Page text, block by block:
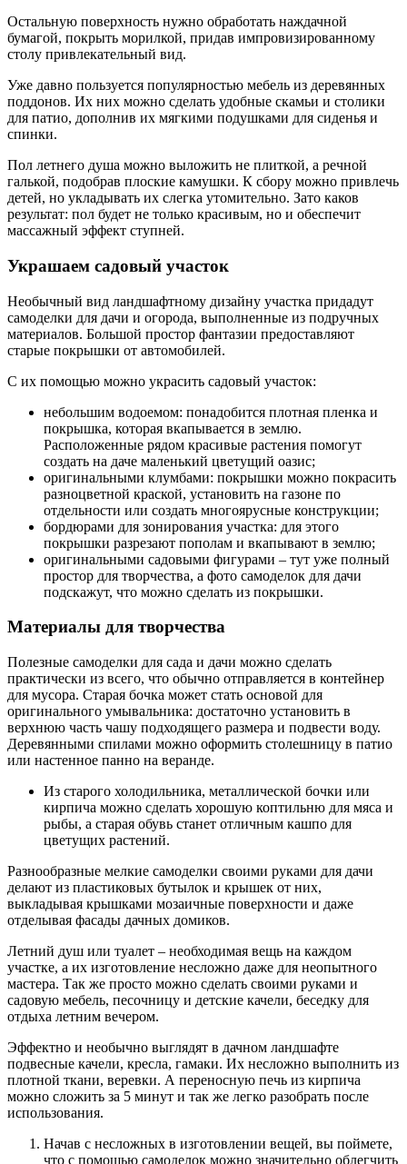
Остальную поверхность нужно обработать наждачной
бумагой, покрыть морилкой, придав импровизированному
столу привлекательный вид.
Уже давно пользуется популярностью мебель из деревянных
поддонов. Их них можно сделать удобные скамьи и столики
для патио, дополнив их мягкими подушками для сиденья и
спинки.
Пол летнего душа можно выложить не плиткой, а речной
галькой, подобрав плоские камушки. К сбору можно привлечь
детей, но укладывать их слегка утомительно. Зато каков
результат: пол будет не только красивым, но и обеспечит
массажный эффект ступней.
Украшаем садовый участок
Необычный вид ландшафтному дизайну участка придадут
самоделки для дачи и огорода, выполненные из подручных
материалов. Большой простор фантазии предоставляют
старые покрышки от автомобилей.
С их помощью можно украсить садовый участок:
небольшим водоемом: понадобится плотная пленка и
покрышка, которая вкапывается в землю.
Расположенные рядом красивые растения помогут
создать на даче маленький цветущий оазис;
оригинальными клумбами: покрышки можно покрасить
разноцветной краской, установить на газоне по
отдельности или создать многоярусные конструкции;
бордюрами для зонирования участка: для этого
покрышки разрезают пополам и вкапывают в землю;
оригинальными садовыми фигурами – тут уже полный
простор для творчества, а фото самоделок для дачи
подскажут, что можно сделать из покрышки.
Материалы для творчества
Полезные самоделки для сада и дачи можно сделать
практически из всего, что обычно отправляется в контейнер
для мусора. Старая бочка может стать основой для
оригинального умывальника: достаточно установить в
верхнюю часть чашу подходящего размера и подвести воду.
Деревянными спилами можно оформить столешницу в патио
или настенное панно на веранде.
Из старого холодильника, металлической бочки или
кирпича можно сделать хорошую коптильню для мяса и
рыбы, а старая обувь станет отличным кашпо для
цветущих растений.
Разнообразные мелкие самоделки своими руками для дачи
делают из пластиковых бутылок и крышек от них,
выкладывая крышками мозаичные поверхности и даже
отделывая фасады дачных домиков.
Летний душ или туалет – необходимая вещь на каждом
участке, а их изготовление несложно даже для неопытного
мастера. Так же просто можно сделать своими руками и
садовую мебель, песочницу и детские качели, беседку для
отдыха летним вечером.
Эффектно и необычно выглядят в дачном ландшафте
подвесные качели, кресла, гамаки. Их несложно выполнить из
плотной ткани, веревки. А переносную печь из кирпича
можно сложить за 5 минут и так же легко разобрать после
использования.
Начав с несложных в изготовлении вещей, вы поймете,
что с помощью самоделок можно значительно облегчить